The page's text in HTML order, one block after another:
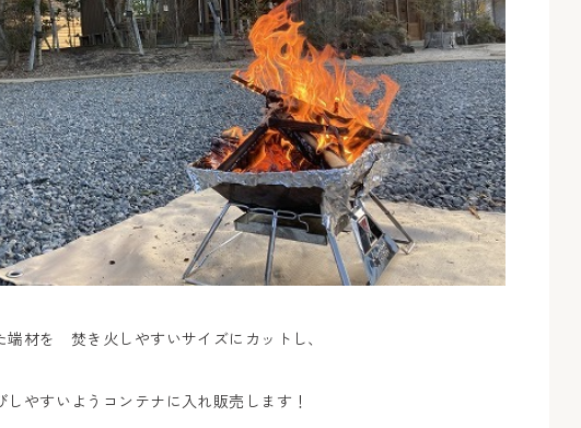
端材を 焚き火しやすいサイズにカットし、
しやすいようコンテナに入れ販売します！